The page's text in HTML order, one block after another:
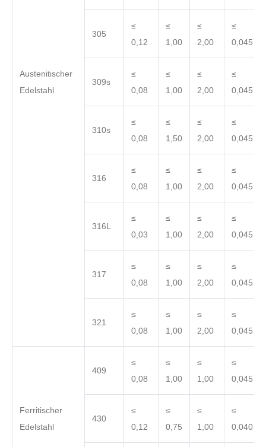
Austenitischer
Edelstahl
305
≤
0,12
≤
1,00
≤
2,00
≤
0,045
309s
≤
0,08
≤
1,00
≤
2,00
≤
0,045
310s
≤
0,08
≤
1,50
≤
2,00
≤
0,045
316
≤
0,08
≤
1,00
≤
2,00
≤
0,045
316L
≤
0,03
≤
1,00
≤
2,00
≤
0,045
317
≤
0,08
≤
1,00
≤
2,00
≤
0,045
321
≤
0,08
≤
1,00
≤
2,00
≤
0,045
Ferritischer
Edelstahl
409
≤
0,08
≤
1,00
≤
1,00
≤
0,045
430
≤
0,12
≤
0,75
≤
1,00
≤
0,040